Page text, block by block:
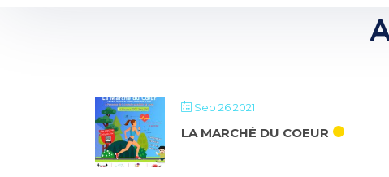
Sep 26 2021
LA MARCHÉ DU COEUR